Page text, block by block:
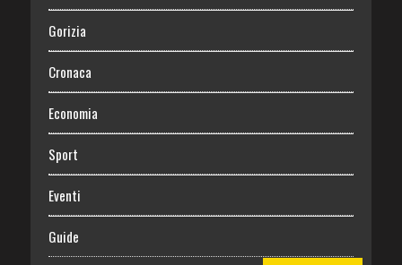
Gorizia
Cronaca
Economia
Sport
Eventi
Guide